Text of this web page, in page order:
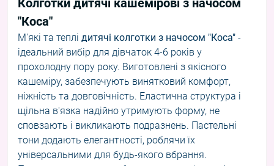
Колготки дитячі кашемірові з начосом
"Коса"
М'які та теплі дитячі колготки з начосом "Коса" -
ідеальний вибір для дівчаток 4-6 років у
прохолодну пору року. Виготовлені з якісного
кашеміру, забезпечують винятковий комфорт,
ніжність та довговічність. Еластична структура і
щільна в'язка надійно утримують форму, не
сповзають і викликають подразнень. Пастельні
тони додають елегантності, роблячи їх
універсальними для будь-якого вбрання.